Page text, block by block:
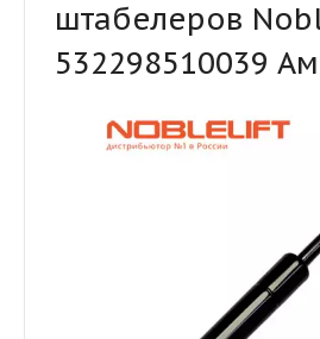
штабелеров
532298510039